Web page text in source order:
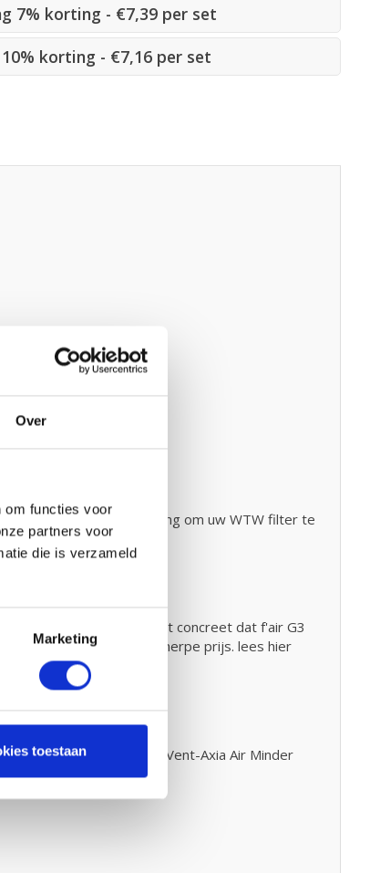
Over
om functies voor
partners voor
die is verzameld
Marketing
toestaan
7% korting - €7,39 per set
korting - €7,16 per set
hiervoor onze handleiding om uw WTW filter te
90% zijn. Dat betekent concreet dat f'air G3
filters voor een scherpe prijs. lees hier
sticker kunt u op uw Vent-Axia Air Minder
filters bestelt.